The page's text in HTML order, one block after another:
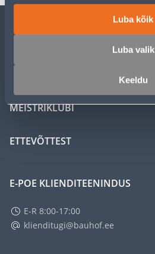
Luba kõik
Luba valik
Keeldu
MEISTRIKLUBI
ETTEVÕTTEST
E-POE KLIENDITEENINDUS
E-R 8:00-17:00
klienditugi@bauhof.ee